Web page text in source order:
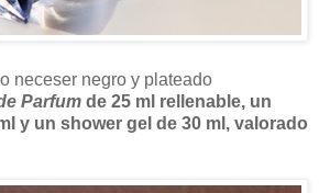
neceser negro y plateado
Parfum de 25 ml rellenable, un
y un shower gel de 30 ml, valorado